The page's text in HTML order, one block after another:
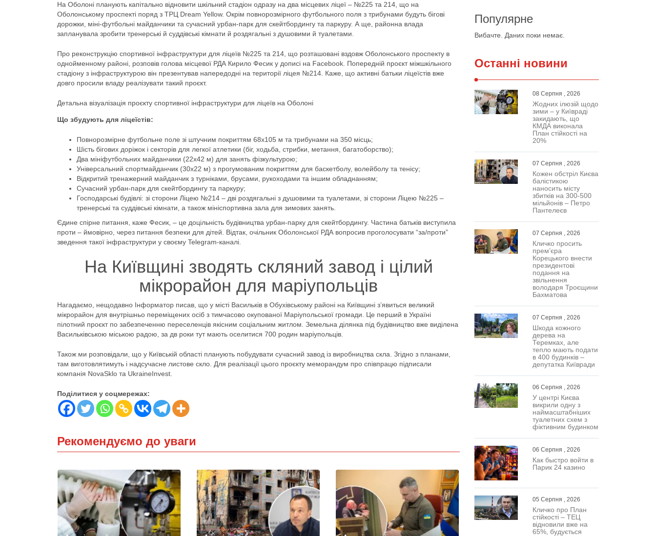
На Оболоні планують капітально відновити шкільний стадіон одразу на два місцевих ліцеї – №225 та 214, що на
Оболонському проспекті поряд з ТРЦ Dream Yellow. Окрім повнорозмірного футбольного поля з трибунами будуть бігові
дорожки, міні-футбольні майданчики та сучасний урбан-парк для скейтбордингу та паркуру. А ще, районна влада
запланувала зробити тренерські й суддівські кімнати й роздягальні з душовими й туалетами.
Про реконструкцію спортивної інфраструктури для ліцеїв №225 та 214, що розташовані вздовж Оболонського проспекту в
однойменному районі, розповів голова місцевої РДА Кирило Фесик у дописі на Facebook. Попередній проєкт міжшкільного
стадіону з інфраструктурою він презентував напередодні на території ліцея №214. Каже, що активні батьки ліцеїстів вже
довго просили владу реалізувати такий проєкт.
Детальна візуалізація проєкту спортивної інфраструктури для ліцеїв на Оболоні
Що збудують для ліцеїстів:
Повнорозмірне футбольне поле зі штучним покриттям 68х105 м та трибунами на 350 місць;
Шість бігових доріжок і секторів для легкої атлетики (біг, ходьба, стрибки, метання, багатоборство);
Два мініфутбольних майданчики (22х42 м) для занять фізкультурою;
Універсальний спортмайданчик (30х22 м) з прогумованим покриттям для баскетболу, волейболу та тенісу;
Відкритий тренажерний майданчик з турніками, брусами, рукоходами та іншим обладнанням;
Сучасний урбан-парк для скейтбордингу та паркуру;
Господарські будівлі: зі сторони Ліцею №214 – дві роздягальні з душовими та туалетами, зі сторони Ліцею №225 –
тренерські та суддівські кімнати, а також мініспортивна зала для зимових занять.
Єдине спірне питання, каже Фесик, – це доцільність будівництва урбан-парку для скейтбордингу. Частина батьків виступила
проти – ймовірно, через питання безпеки для дітей. Відтак, очільник Оболонської РДА вопросив проголосувати “за/проти”
зведення такої інфраструктури у своєму Telegram-каналі.
На Київщині зводять скляний завод і цілий
мікрорайон для маріупольців
Нагадаємо, нещодавно Інформатор писав, що у місті Васильків в Обухівському районі на Київщині з’явиться великий
мікрорайон для внутрішньо переміщених осіб з тимчасово окупованої Маріупольської громади. Це перший в Україні
пілотний проєкт по забезпеченню переселенців якісним соціальним житлом. Земельна ділянка під будівництво вже виділена
Васильківською міською радою, за дв роки тут мають оселитися 700 родин маріупольців.
Також ми розповідали, що у Київській області планують побудувати сучасний завод із виробництва скла. Згідно з планами,
там виготовлятимуть і надсучасне листове скло. Для реалізації цього проєкту меморандум про співпрацю підписали
компанія NovaSklo та UkraineInvest.
Поділитися у соцмережах:
Рекомендуємо до уваги
Популярне
Вибачте. Даних поки немає.
Останні новини
08 Серпня , 2026
Жодних ілюзій щодо
зими – у Київраді
закидають, що
КМДА виконала
План стійкості на
20%
07 Серпня , 2026
Кожен обстріл Києва
балістикою
наносить місту
збитків на 300-500
мільйонів – Петро
Пантелеєв
07 Серпня , 2026
Кличко просить
прем’єра
Корецького внести
президентові
подання на
звільнення
володаря Троєщини
Бахматова
07 Серпня , 2026
Шкода кожного
дерева на
Теремках, але
тепло мають подати
в 400 будинків –
депутатка Київради
06 Серпня , 2026
У центрі Києва
викрили одну з
наймасштабніших
туалетних схем з
фіктивним будинком
06 Серпня , 2026
Как быстро войти в
Парик 24 казино
05 Серпня , 2026
Кличко про План
стійкості – ТЕЦ
відновили вже на
65%, будується